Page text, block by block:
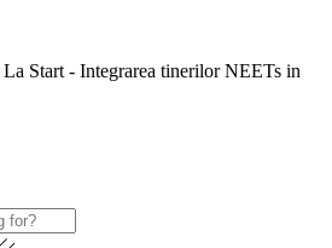
Start - Integrarea tinerilor NEETs in